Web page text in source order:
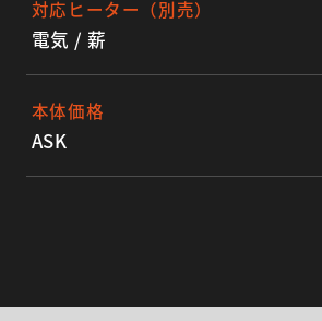
対応ヒーター（別売）
電気 / 薪
本体価格
ASK